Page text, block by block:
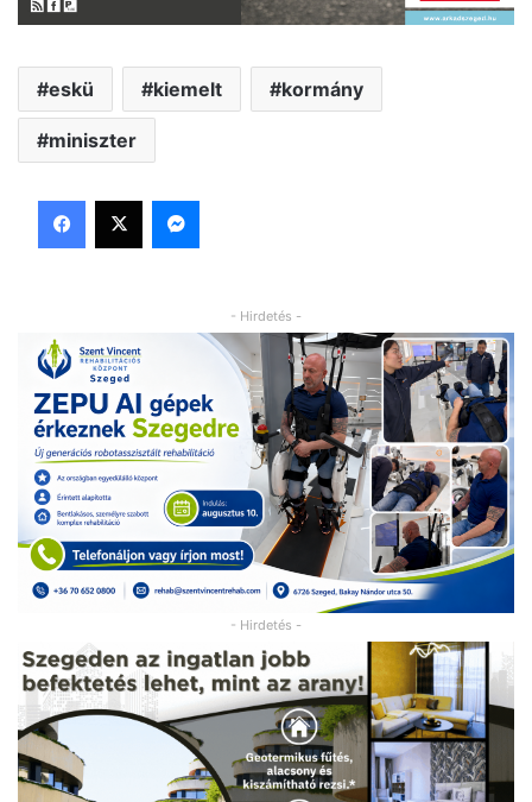
eskü kiemelt kormány
miniszter
Facebook
X Messenger
- Hirdetés -
- Hirdetés -